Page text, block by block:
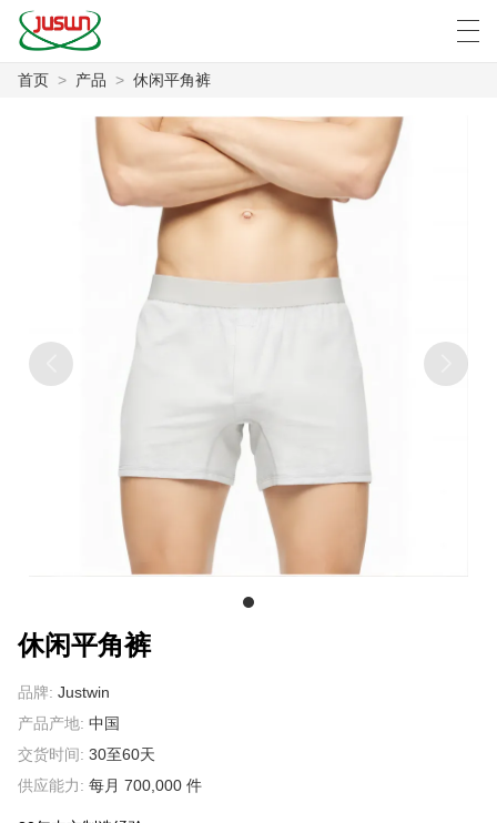
案例
中文 Deutsch
首页 > 产品 > 休闲平角裤
休闲平角裤
品牌: Justwin
产品产地: 中国
交货时间: 30至60天
供应能力: 每月 700,000 件